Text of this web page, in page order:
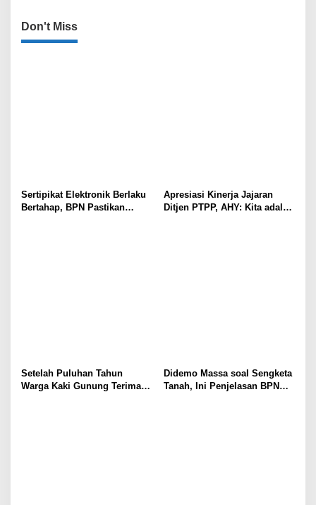
Don't Miss
Sertipikat Elektronik Berlaku
Bertahap, BPN Pastikan
Apresiasi Kinerja Jajaran
Ditjen PTPP, AHY: Kita adalah
Setelah Puluhan Tahun
Warga Kaki Gunung Terima
Didemo Massa soal Sengketa
Tanah, Ini Penjelasan BPN